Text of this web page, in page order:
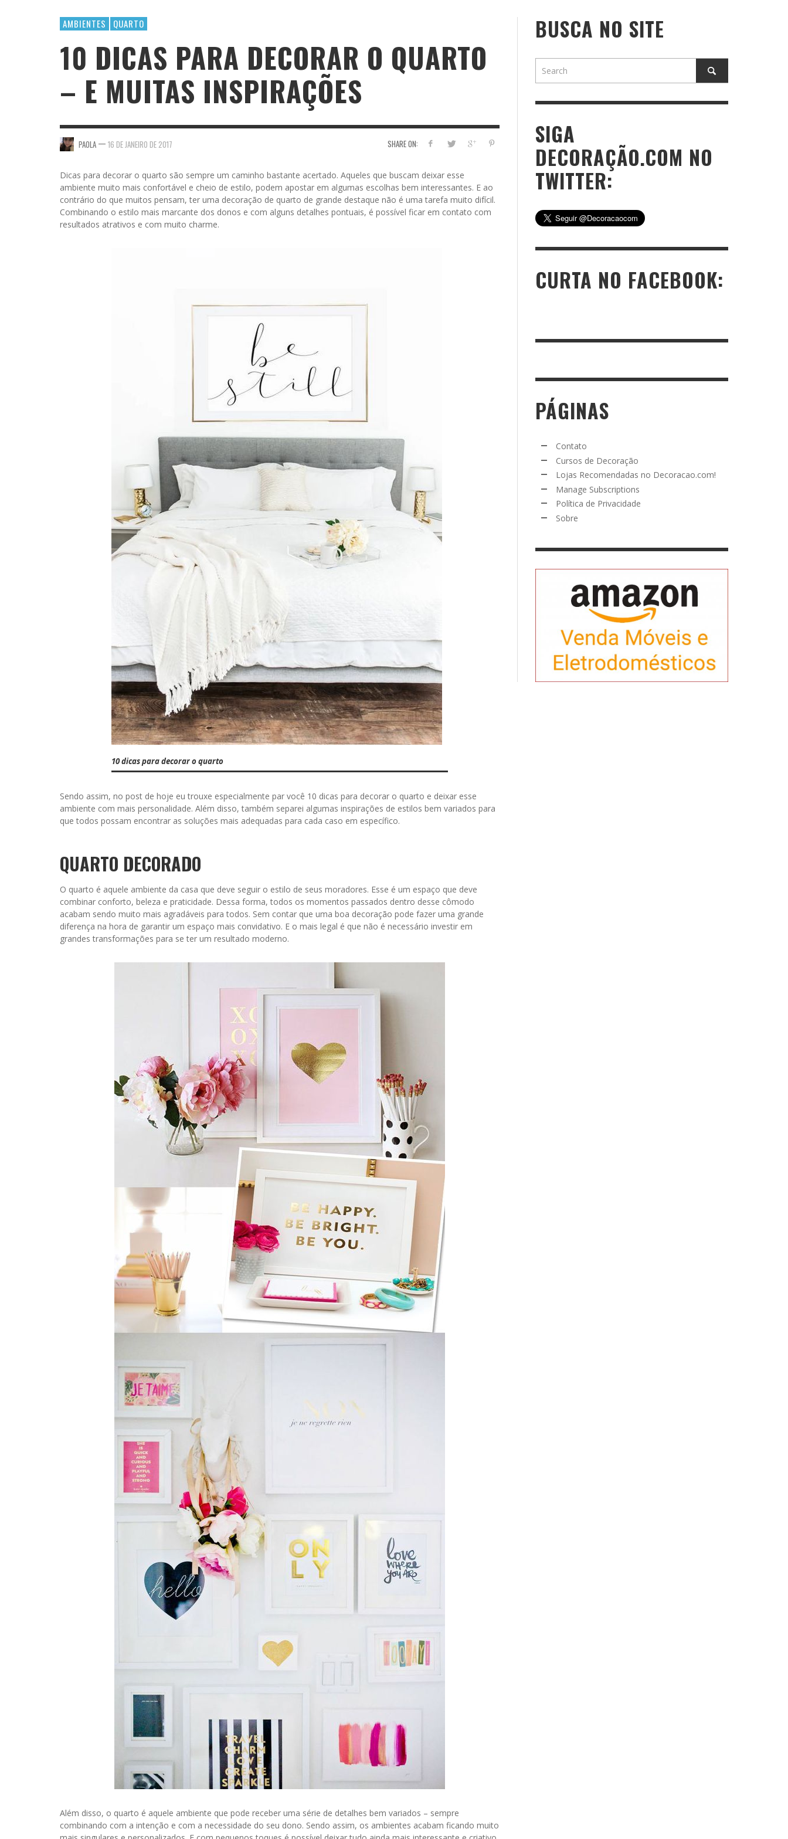
AMBIENTES QUARTO
10 DICAS PARA DECORAR O QUARTO
– E MUITAS INSPIRAÇÕES
SHARE ON:
PAOLA — 16 DE JANEIRO DE 2017
Dicas para decorar o quarto são sempre um caminho bastante acertado. Aqueles que buscam deixar esse
ambiente muito mais confortável e cheio de estilo, podem apostar em algumas escolhas bem interessantes. E ao
contrário do que muitos pensam, ter uma decoração de quarto de grande destaque não é uma tarefa muito difícil.
Combinando o estilo mais marcante dos donos e com alguns detalhes pontuais, é possível ficar em contato com
resultados atrativos e com muito charme.
10 dicas para decorar o quarto
Sendo assim, no post de hoje eu trouxe especialmente par você 10 dicas para decorar o quarto e deixar esse
ambiente com mais personalidade. Além disso, também separei algumas inspirações de estilos bem variados para
que todos possam encontrar as soluções mais adequadas para cada caso em específico.
QUARTO DECORADO
O quarto é aquele ambiente da casa que deve seguir o estilo de seus moradores. Esse é um espaço que deve
combinar conforto, beleza e praticidade. Dessa forma, todos os momentos passados dentro desse cômodo
acabam sendo muito mais agradáveis para todos. Sem contar que uma boa decoração pode fazer uma grande
diferença na hora de garantir um espaço mais convidativo. E o mais legal é que não é necessário investir em
grandes transformações para se ter um resultado moderno.
Além disso, o quarto é aquele ambiente que pode receber uma série de detalhes bem variados – sempre
combinando com a intenção e com a necessidade do seu dono. Sendo assim, os ambientes acabam ficando muito
BUSCA NO SITE
SIGA
DECORAÇÃO.COM NO
TWITTER:
CURTA NO FACEBOOK:
PÁGINAS
Contato
Cursos de Decoração
Lojas Recomendadas no Decoracao.com!
Manage Subscriptions
Política de Privacidade
Sobre